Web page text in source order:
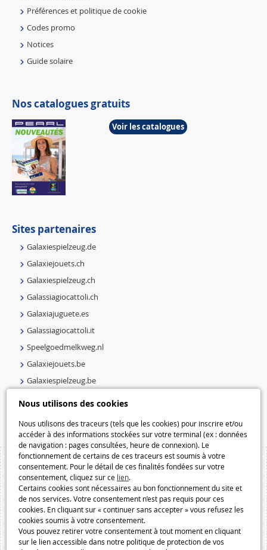
Nous utilisons des cookies
Nous utilisons des traceurs (tels que les cookies) pour inscrire et/ou
accéder à des informations stockées sur votre terminal (ex : données
de navigation : pages consultées, heure de connexion). Le
fonctionnement de certains de ces traceurs est soumis à votre
consentement. Pour le détail de ces finalités fondées sur votre
consentement, cliquez sur ce lien.
Certains cookies sont nécessaires au bon fonctionnement du site et
de nos services. Votre consentement n’est pas requis pour ces
cookies. En cliquant sur « continuer sans accepter » vous refusez les
cookies soumis à votre consentement.
Vous pouvez retirer votre consentement à tout moment en cliquant
sur le lien accessible dans notre politique de protection de vos
Préférences et politique de cookie
Codes promo
Notices
Guide solaire
Nos catalogues gratuits
Voir les catalogues
Sites partenaires
Galaxiespielzeug.de
Galaxiejouets.ch
Galaxiespielzeug.ch
Galassiagiocattoli.ch
Galaxiajuguete.es
Galassiagiocattoli.it
Speelgoedmelkweg.nl
Galaxiejouets.be
Galaxiespielzeug.be